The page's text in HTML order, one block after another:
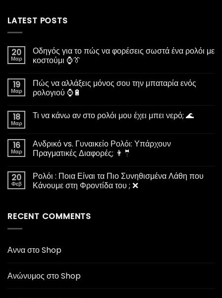
LATEST POSTS
20
Μαρ
Οδηγός για το πώς να φορέσεις σωστά ένα ρολόι με
κοστούμι ⌚👔
19
Μαρ
Πώς να αλλάξεις μόνος σου την μπαταρία ενός
ρολογιού ⌚🔋
18
Μαρ
Τι να κάνω αν στο ρολόι μου έχει μπει νερό; 🌊
16
Μαρ
Ανδρικό vs. Γυναικείο Ρολόι: Υπάρχουν
Πραγματικές Διαφορές; 👨‍🤵
20
Φεβ
Ρολόι : Ποια Είναι τα Πιο Συνηθισμένα Λάθη που
Κάνουμε στη Φροντίδα του ; ❌
RECENT COMMENTS
ΑνναστοShop
Ανώνυμος στοShop